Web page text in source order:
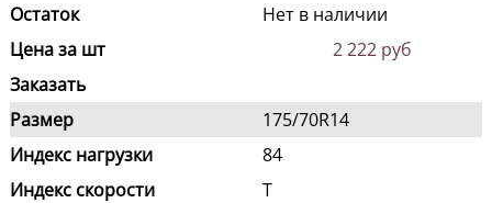
Остаток
Нет в наличии
Цена за шт
2 222 руб
Заказать
Размер
175/70R14
Индекс нагрузки
84
Индекс скорости
T